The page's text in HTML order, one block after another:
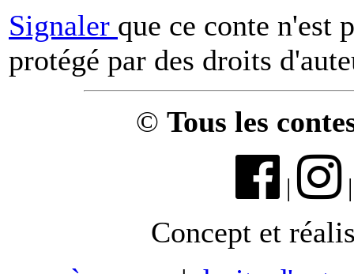
Signaler que ce conte n'est
protégé par des droits
© Tous les
|
Concept et